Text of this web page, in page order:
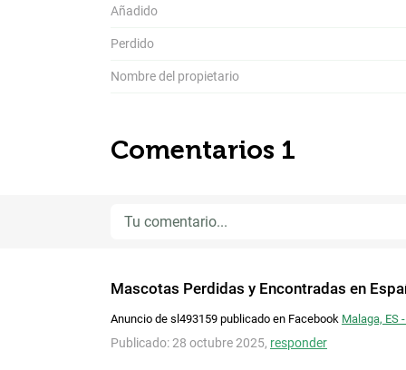
Añadido
Perdido
Nombre del propietario
Comentarios 1
Mascotas Perdidas y Encontradas en
Anuncio de sl493159 publicado en Facebook Malaga, ES
Publicado: 28 octubre 2025, responder